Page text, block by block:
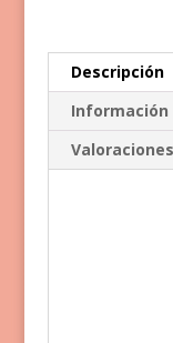
Descripción
Información